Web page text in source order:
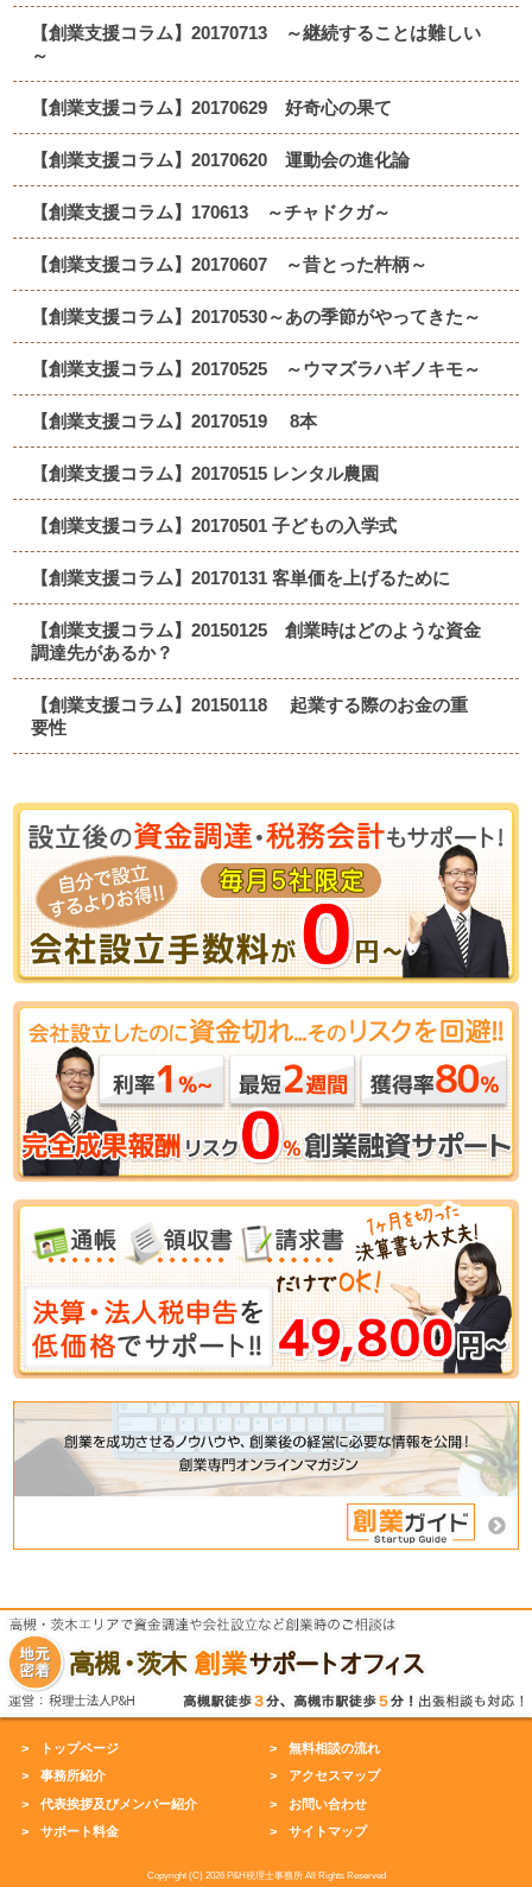
【創業支援コラム】20170713 ～継続することは難しい
～
【創業支援コラム】20170629 好奇心の果て
【創業支援コラム】20170620 運動会の進化論
【創業支援コラム】170613 ～チャドクガ～
【創業支援コラム】20170607 ～昔とった杵柄～
【創業支援コラム】20170530～あの季節がやってきた～
【創業支援コラム】20170525 ～ウマズラハギノキモ～
【創業支援コラム】20170519 8本
【創業支援コラム】20170515 レンタル農園
【創業支援コラム】20170501 子どもの入学式
【創業支援コラム】20170131 客単価を上げるために
【創業支援コラム】20150125 創業時はどのような資金
調達先があるか？
【創業支援コラム】20150118 起業する際のお金の重
要性
トップページ
事務所紹介
代表挨拶及びメンバー紹介
サポート料金
無料相談の流れ
アクセスマップ
お問い合わせ
サイトマップ
Copyright (C) 2026 P&H税理士事務所 All Rights Reserved